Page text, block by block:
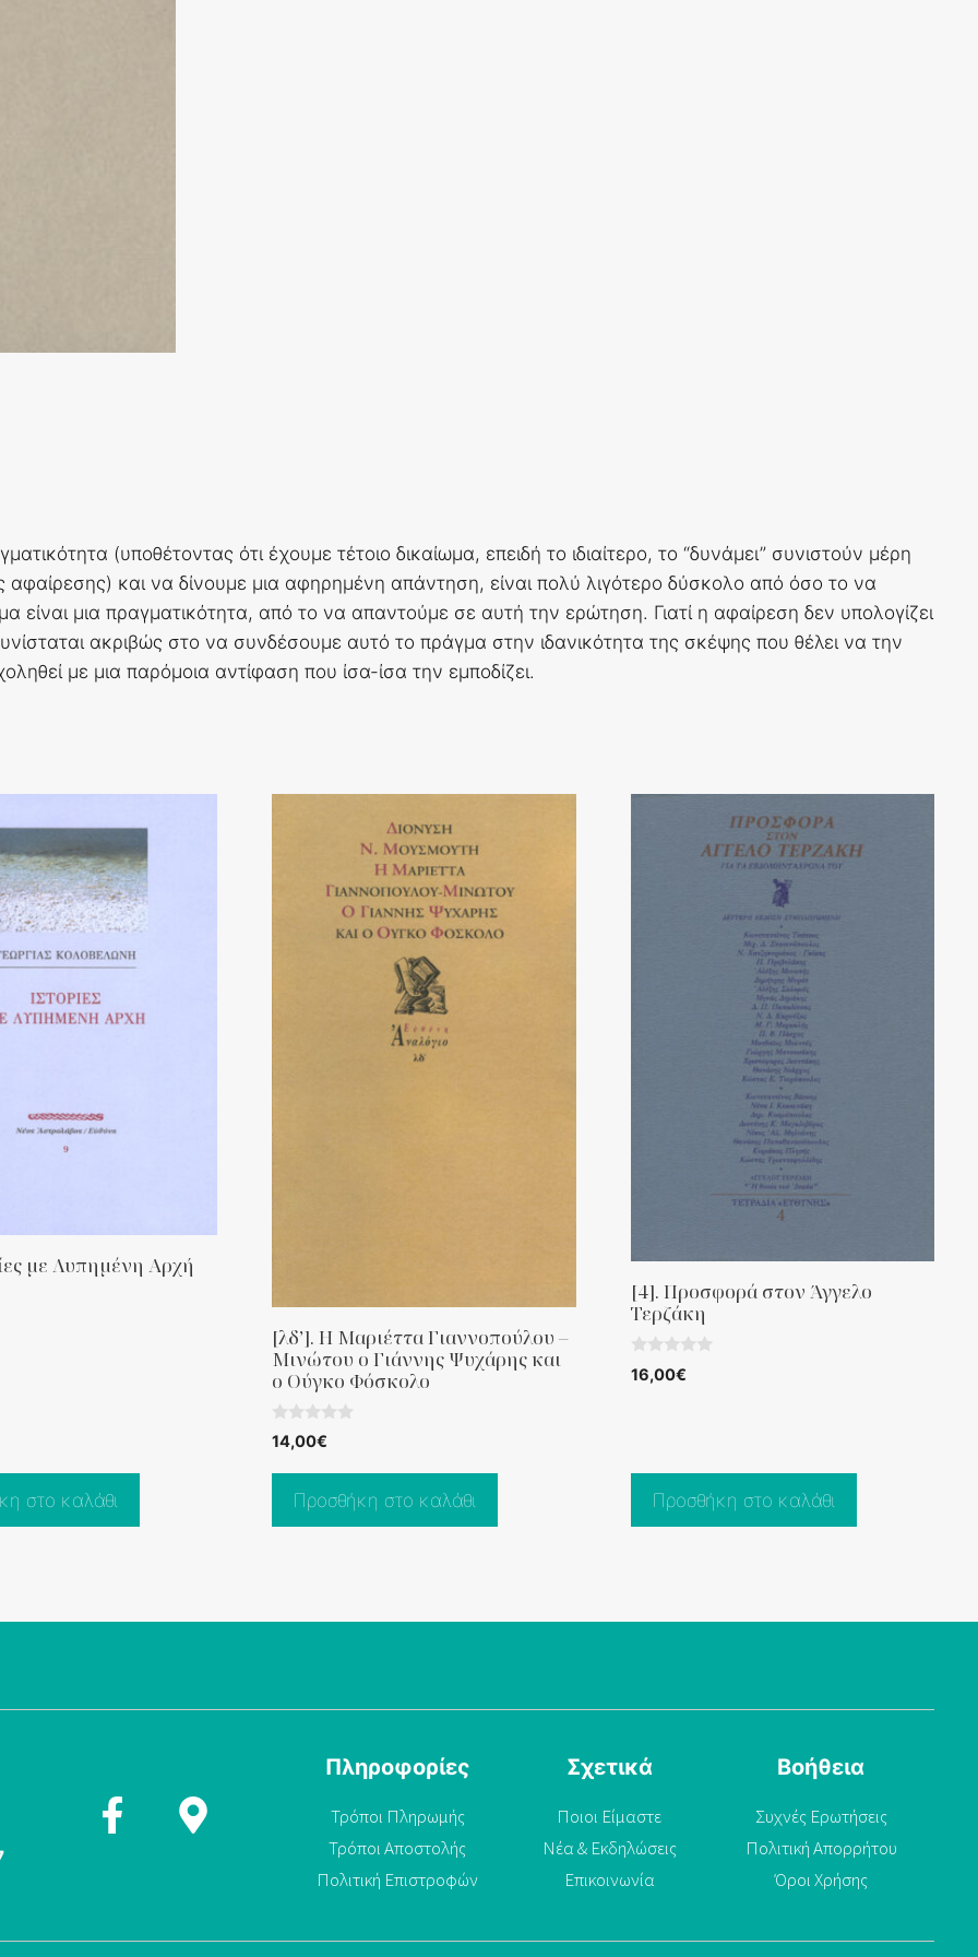
(υποθέτοντας ότι έχουμε τέτοιο δικαίωμα, επειδή το ιδιαίτερο, το “δυνάμει” συνιστούν μέρη
αφαίρεσης) και να δίνουμε μια αφηρημένη απάντηση, είναι πολύ λιγότερο δύσκολο από όσο το να
είναι μια πραγματικότητα, από το να απαντούμε σε αυτή την ερώτηση. Γιατί η αφαίρεση δεν υπολογίζει
ακριβώς στο να συνδέσουμε αυτό το πράγμα στην ιδανικότητα της σκέψης που θέλει να την
με μια παρόμοια αντίφαση που ίσα-ίσα την εμποδίζει.
με Λυπημένη Αρχή
στο καλάθι
[λδ’]. Η Μαριέττα Γιαννοπούλου –
Μινώτου ο Γιάννης Ψυχάρης και
ο Ούγκο Φόσκολο
0
o
5
14,00€
Προσθήκη στο καλάθι
[4]. Προσφορά στον Άγγελο
Τερζάκη
0
o
16,00€
Προσθήκη στο καλάθι
Πληροφορίες
Τρόποι Πληρωμής
Τρόποι Αποστολής
Πολιτική Επιστροφών
Σχετικά
Ποιοι Είμαστε
Νέα & Εκδηλώσεις
Επικοινωνία
Βοήθεια
Συχνές Ερωτήσεις
Πολιτική Απορρήτου
Όροι Χρήσης